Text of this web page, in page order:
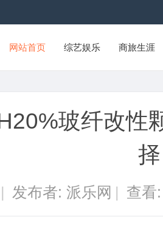
网站首页 综艺娱乐 商旅生涯
玻纤改性
择
| 发布者: 派乐网 | 查